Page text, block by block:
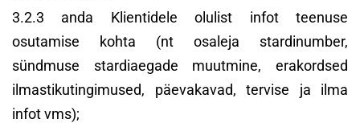
3.2.3 anda Klientidele olulist infot teenuse
osutamise kohta (nt osaleja stardinumber,
sündmuse stardiaegade muutmine, erakordsed
ilmastikutingimused, päevakavad, tervise ja ilma
infot vms);